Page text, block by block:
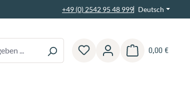
+49 (0) 2542 95 48 999 Deutsch
0,00 €
Warenkorb enthält